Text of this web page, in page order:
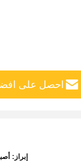
احصل على
إبراز: